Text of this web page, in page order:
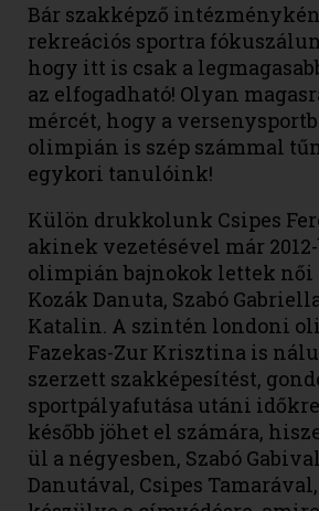
Bár szakképző
rekreációs sportra
hogy itt is csak a
az elfogadható! Olyan
mércét, hogy a
olimpián is szép számmal
egykori tanulóink!
Külön drukkolunk Csipes
akinek vezetésével már
olimpián bajnokok lettek
Kozák Danuta, Szabó
Katalin. A szintén londoni
Fazekas-Zur Krisztina is
szerzett szakképesítést,
sportpályafutása utáni
később jöhet el számára,
ül a négyesben, Szabó
Danutával, Csipes